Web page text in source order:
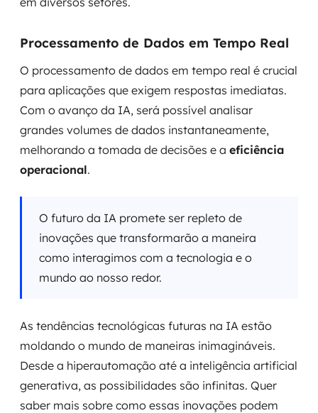
Processamento de Dados em Tempo Real
O processamento de dados em tempo real é crucial
para aplicações que exigem respostas imediatas.
Com o avanço da IA, será possível analisar
grandes volumes de dados instantaneamente,
melhorando a tomada de decisões e a eficiência
operacional.
O futuro da IA promete ser repleto de
inovações que transformarão a maneira
como interagimos com a tecnologia e o
mundo ao nosso redor.
As tendências tecnológicas futuras na IA estão
moldando o mundo de maneiras inimagináveis.
Desde a hiperautomação até a inteligência artificial
generativa, as possibilidades são infinitas. Quer
saber mais sobre como essas inovações podem